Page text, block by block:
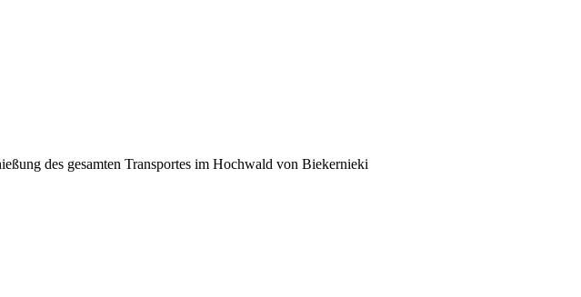
des gesamten Transportes im Hochwald von Biekernieki